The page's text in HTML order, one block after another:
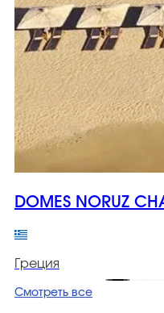
DOMES NORUZ
Греция
Смотреть все